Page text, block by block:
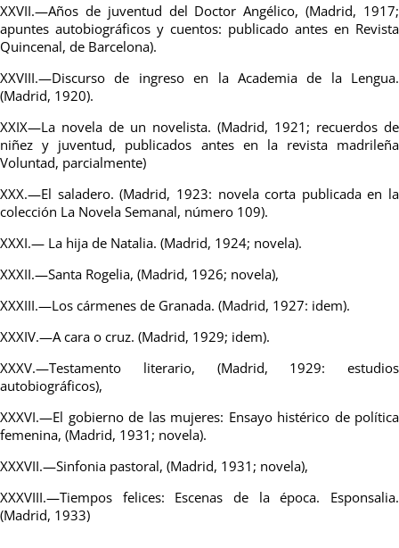
XXVII.—Años de juventud del Doctor Angélico, (Madrid, 1917;
apuntes autobiográficos y cuentos: publicado antes en Revista
Quincenal, de Barcelona).
XXVIII.—Discurso de ingreso en la Academia de la Lengua.
(Madrid, 1920).
XXIX—La novela de un novelista. (Madrid, 1921; recuerdos de
niñez y juventud, publicados antes en la revista madrileña
Voluntad, parcialmente)
XXX.—El saladero. (Madrid, 1923: novela corta publicada en la
colección La Novela Semanal, número 109).
XXXI.— La hija de Natalia. (Madrid, 1924; novela).
XXXII.—Santa Rogelia, (Madrid, 1926; novela),
XXXIII.—Los cármenes de Granada. (Madrid, 1927: idem).
XXXIV.—A cara o cruz. (Madrid, 1929; idem).
XXXV.—Testamento literario, (Madrid, 1929: estudios
autobiográficos),
XXXVI.—El gobierno de las mujeres: Ensayo histérico de política
femenina, (Madrid, 1931; novela).
XXXVII.—Sinfonia pastoral, (Madrid, 1931; novela),
XXXVIII.—Tiempos felices: Escenas de la época. Esponsalia.
(Madrid, 1933)